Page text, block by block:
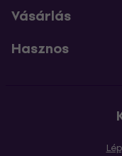
Vásárlás
Hasznos